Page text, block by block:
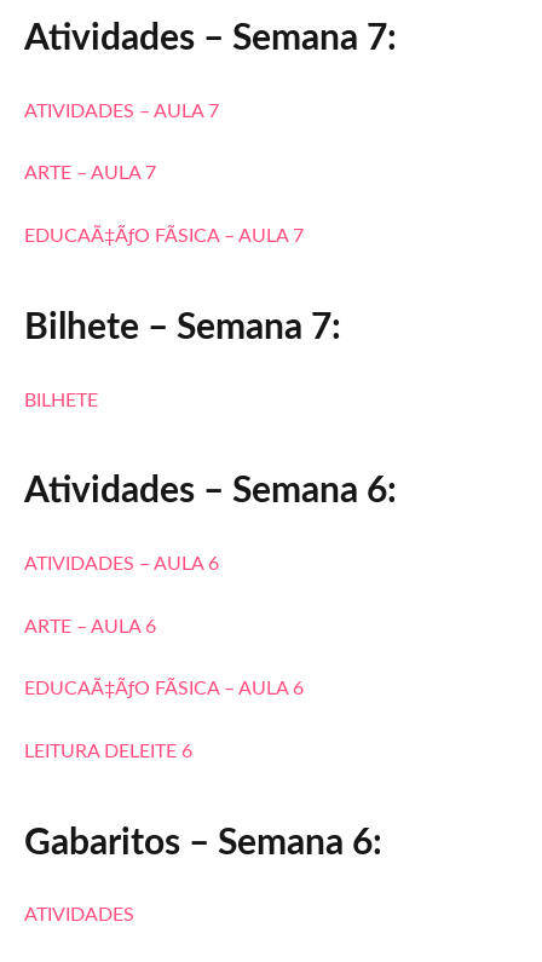
Atividades – Semana 7:
ATIVIDADES – AULA 7
ARTE – AULA 7
EDUCAÃ‡ÃƒO FÃSICA – AULA 7
Bilhete – Semana 7:
BILHETE
Atividades – Semana 6:
ATIVIDADES – AULA 6
ARTE – AULA 6
EDUCAÃ‡ÃƒO FÃSICA – AULA 6
LEITURA DELEITE 6
Gabaritos – Semana 6:
ATIVIDADES